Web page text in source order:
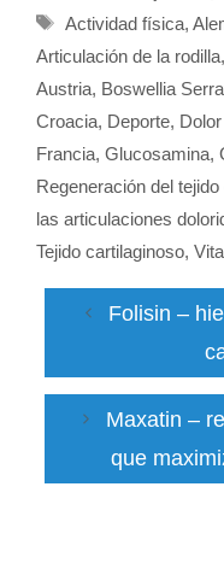
Etiquetas
Actividad física,
Articulación de la rodilla,
Austria, Boswellia
Croacia, Deporte,
Francia, Glucosamina,
Regeneración del
las articulaciones
Tejido cartilaginoso,
Folisin –
Maxatin –
que